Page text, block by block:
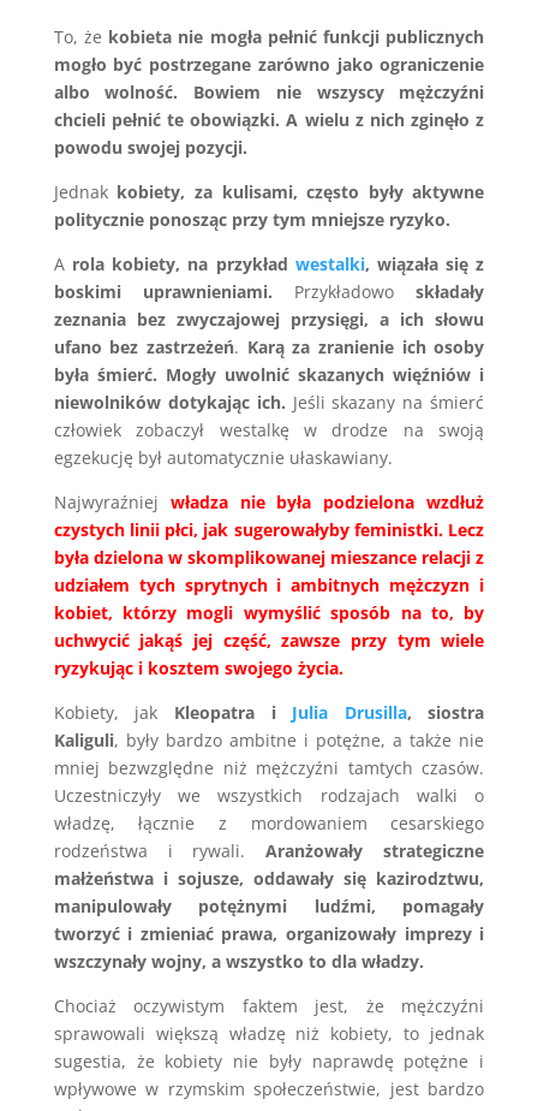
To, że kobieta nie mogła pełnić funkcji publicznych
mogło być postrzegane zarówno jako ograniczenie
albo wolność. Bowiem nie wszyscy mężczyźni
chcieli pełnić te obowiązki. A wielu z nich zginęło z
powodu swojej pozycji.
Jednak kobiety, za kulisami, często były aktywne
politycznie ponosząc przy tym mniejsze ryzyko.
A rola kobiety, na przykład westalki, wiązała się z
boskimi uprawnieniami. Przykładowoskładały
zeznania bez zwyczajowej przysięgi, a ich słowu
ufano bez zastrzeżeń. Karą za zranienie ich osoby
była śmierć. Mogły uwolnić skazanych więźniów i
niewolników dotykając ich. Jeśli skazany na śmierć
człowiek zobaczył westalkę w drodze na swoją
egzekucję był automatycznie ułaskawiany.
Najwyraźniej władza nie była podzielona wzdłuż
czystych linii płci, jak sugerowałyby feministki. Lecz
była dzielona w skomplikowanej mieszance relacji z
udziałem tych sprytnych i ambitnych mężczyzn i
kobiet, którzy mogli wymyślić sposób na to, by
uchwycić jakąś jej część, zawsze przy tym wiele
ryzykując i kosztem swojego życia.
Kobiety, jak Kleopatra i Julia Drusilla, siostra
Kaliguli, były bardzo ambitne i potężne, a także nie
mniej bezwzględne niż mężczyźni tamtych czasów.
Uczestniczyły we wszystkich rodzajach walki o
władzę, łącznie z mordowaniem cesarskiego
rodzeństwa i rywali.Aranżowały strategiczne
małżeństwa i sojusze, oddawały się kazirodztwu,
manipulowały potężnymi ludźmi, pomagały
tworzyć i zmieniać prawa, organizowały imprezy i
wszczynały wojny, a wszystko to dla władzy.
Chociaż oczywistym faktem jest, że mężczyźni
sprawowali większą władzę niż kobiety, to jednak
sugestia, że kobiety nie były naprawdę potężne i
wpływowe w rzymskim społeczeństwie, jest bardzo